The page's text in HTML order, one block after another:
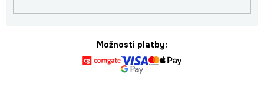
Možnosti platby: